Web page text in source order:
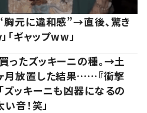
胸元に違和感”→直後、驚き
「ギャップww」
ったズッキーニの種。→土
月放置した結果……『衝撃
ズッキーニも凶器になるの
い音！笑」